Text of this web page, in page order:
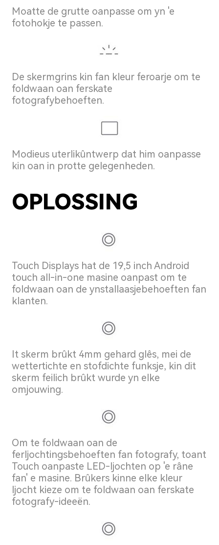
Moatte de grutte oanpasse om yn 'e
fotohokje te passen.
De skermgrins kin fan kleur feroarje om te
foldwaan oan ferskate
fotografybehoeften.
Modieus uterlikûntwerp dat him oanpasse
kin oan in protte gelegenheden.
OPLOSSING
Touch Displays hat de 19,5 inch Android
touch all-in-one masine oanpast om te
foldwaan oan de ynstallaasjebehoeften fan
klanten.
It skerm brûkt 4mm gehard glês, mei de
wettertichte en stofdichte funksje, kin dit
skerm feilich brûkt wurde yn elke
omjouwing.
Om te foldwaan oan de
ferljochtingsbehoeften fan fotografy, toant
Touch oanpaste LED-ljochten op 'e râne
fan' e masine. Brûkers kinne elke kleur
ljocht kieze om te foldwaan oan ferskate
fotografy-ideeën.